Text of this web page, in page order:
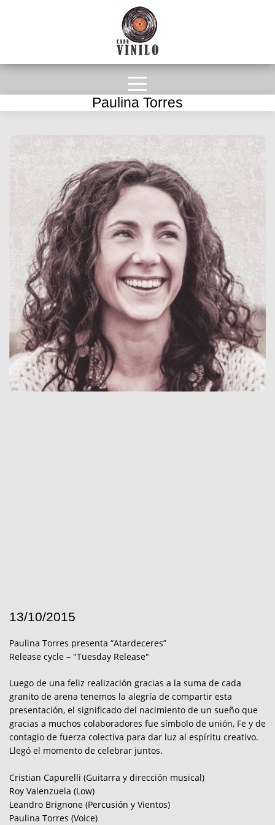
Paulina Torres
13/10/2015
Paulina Torres presenta “Atardeceres”
Release cycle – "Tuesday Release"
Luego de una feliz realización gracias a la suma de cada
granito de arena tenemos la alegría de compartir esta
presentación, el significado del nacimiento de un sueño que
gracias a muchos colaboradores fue símbolo de unión, Fe y de
contagio de fuerza colectiva para dar luz al espíritu creativo.
Llegó el momento de celebrar juntos.
Cristian Capurelli (Guitarra y dirección musical)
Roy Valenzuela (Low)
Leandro Brignone (Percusión y Vientos)
Paulina Torres (Voice)